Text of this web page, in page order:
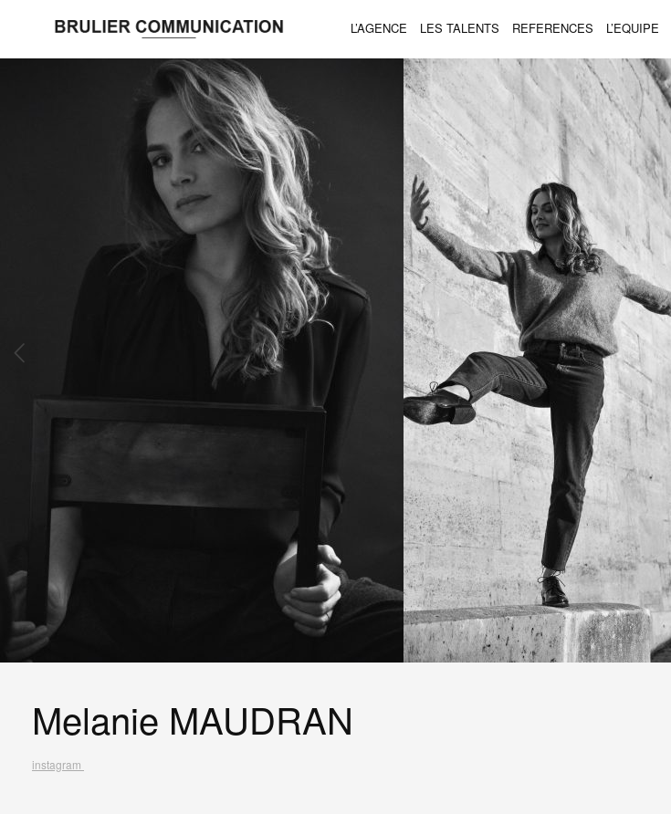
L’AGENCE LES TALENTS REFERENCES L’EQUIPE
Melanie MAUDRAN
instagram